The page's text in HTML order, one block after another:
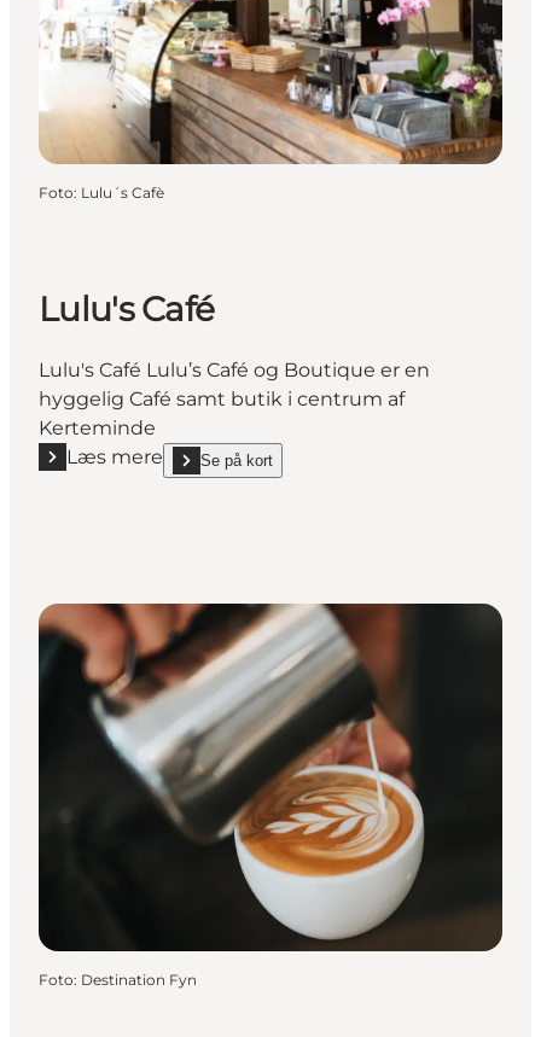
Foto: Lulu´s Cafè
Lulu's Café
Lulu's Café Lulu’s Café og Boutique er en
hyggelig Café samt butik i centrum af
Kerteminde
Læs mere
Læs mere "Lulu's Café"
Se på kort
show Lulu's Café on_map
Foto: Destination Fyn